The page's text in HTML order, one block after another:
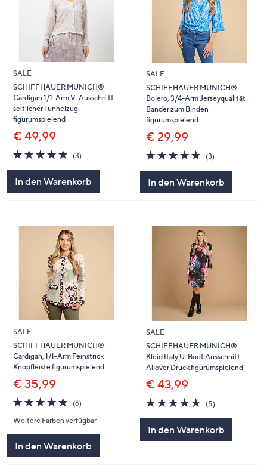
SALE
SCHIFFHAUER MUNICH®
Cardigan 1/1-Arm V-Ausschnitt
seitlicher Tunnelzug
figurumspielend
€ 49,99
4.7
von
5
(3)
In den Warenkorb
SALE
SCHIFFHAUER MUNICH®
Bolero, 3/4-Arm Jerseyqualität
Bänder zum Binden
figurumspielend
€ 29,99
4.7
von
5
(3)
In den Warenkorb
SALE
SCHIFFHAUER MUNICH®
Cardigan, 1/1-Arm Feinstrick
Knopfleiste figurumspielend
€ 35,99
4.7
von
5
(6)
Weitere Farben verfügbar
In den Warenkorb
SALE
SCHIFFHAUER MUNICH®
Kleid Italy U-Boot Ausschnitt
Allover Druck figurumspielend
€ 43,99
4.6
von
5
(5)
In den Warenkorb